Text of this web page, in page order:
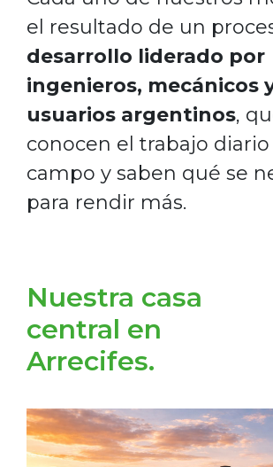
el resultado de un
desarrollo liderado por
ingenieros, mecánicos
usuarios argentinos,
conocen el trabajo diario
campo y saben qué se
para rendir más.
Nuestra casa
central en
Arrecifes.